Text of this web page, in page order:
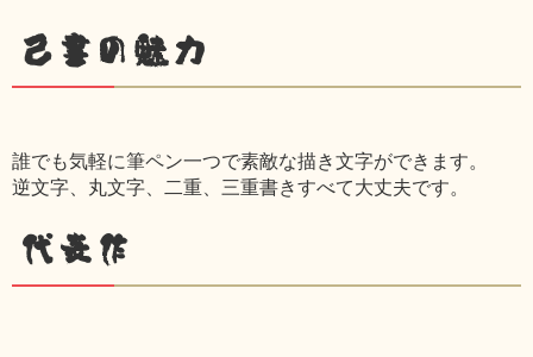
己書の魅力
誰でも気軽に筆ペン一つで素敵な描き文字ができます。
逆文字、丸文字、二重、三重書きすべて大丈夫です。
代表作